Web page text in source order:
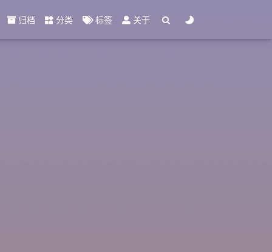
归档 分类 标签 关于